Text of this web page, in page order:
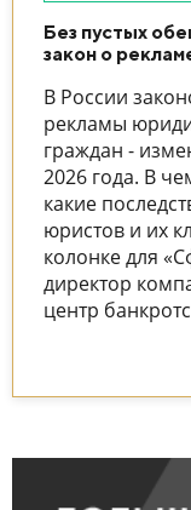
Без пустых
закон о
В России
рекламы
граждан -
2026 года. В
какие
юристов и их
колонке для
директор
центр